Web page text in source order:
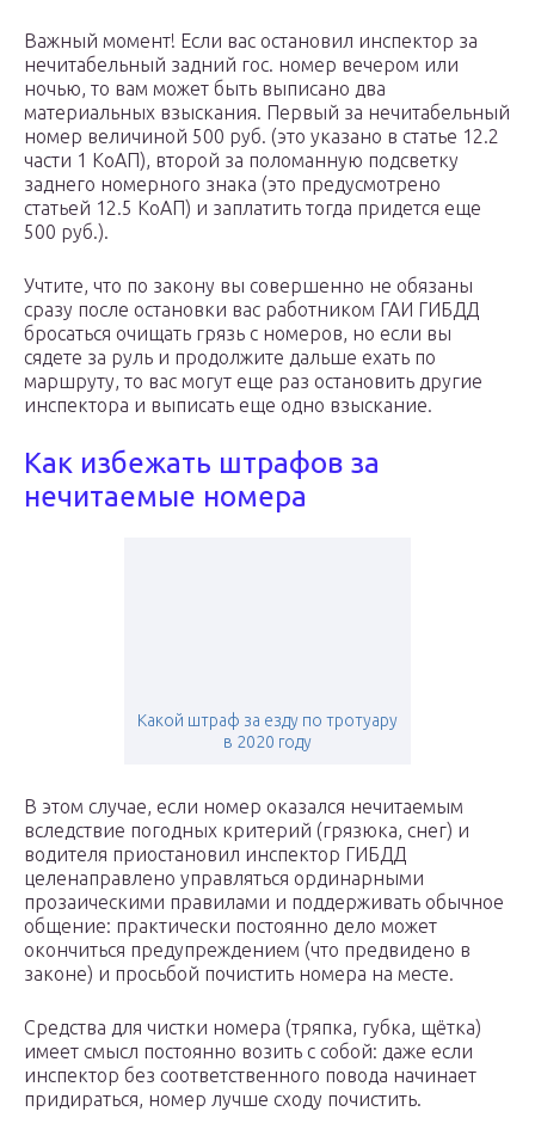
Важный момент! Если вас остановил инспектор за
нечитабельный задний гос. номер вечером или
ночью, то вам может быть выписано два
материальных взыскания. Первый за нечитабельный
номер величиной 500 руб. (это указано в статье 12.2
части 1 КоАП), второй за поломанную подсветку
заднего номерного знака (это предусмотрено
статьей 12.5 КоАП) и заплатить тогда придется еще
500 руб.).
Учтите, что по закону вы совершенно не обязаны
сразу после остановки вас работником ГАИ ГИБДД
бросаться очищать грязь с номеров, но если вы
сядете за руль и продолжите дальше ехать по
маршруту, то вас могут еще раз остановить другие
инспектора и выписать еще одно взыскание.
Как избежать штрафов за
нечитаемые номера
Какой штраф за езду по тротуару
в 2020 году
В этом случае, если номер оказался нечитаемым
вследствие погодных критерий (грязюка, снег) и
водителя приостановил инспектор ГИБДД
целенаправлено управляться ординарными
прозаическими правилами и поддерживать обычное
общение: практически постоянно дело может
окончиться предупреждением (что предвидено в
законе) и просьбой почистить номера на месте.
Средства для чистки номера (тряпка, губка, щётка)
имеет смысл постоянно возить с собой: даже если
инспектор без соответственного повода начинает
придираться, номер лучше сходу почистить.